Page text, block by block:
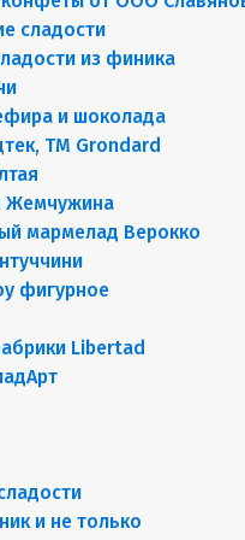
сладости
из финика
и шоколада
ТМ Grondard
Жемчужина
мармелад Верокко
фигурное
Libertad
и не только